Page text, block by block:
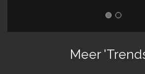
Meer